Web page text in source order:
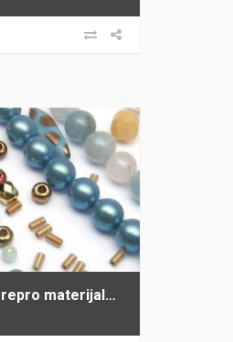
Prodavnica repro materijala za izradu nakita Novi Sad IMELA ONLINE